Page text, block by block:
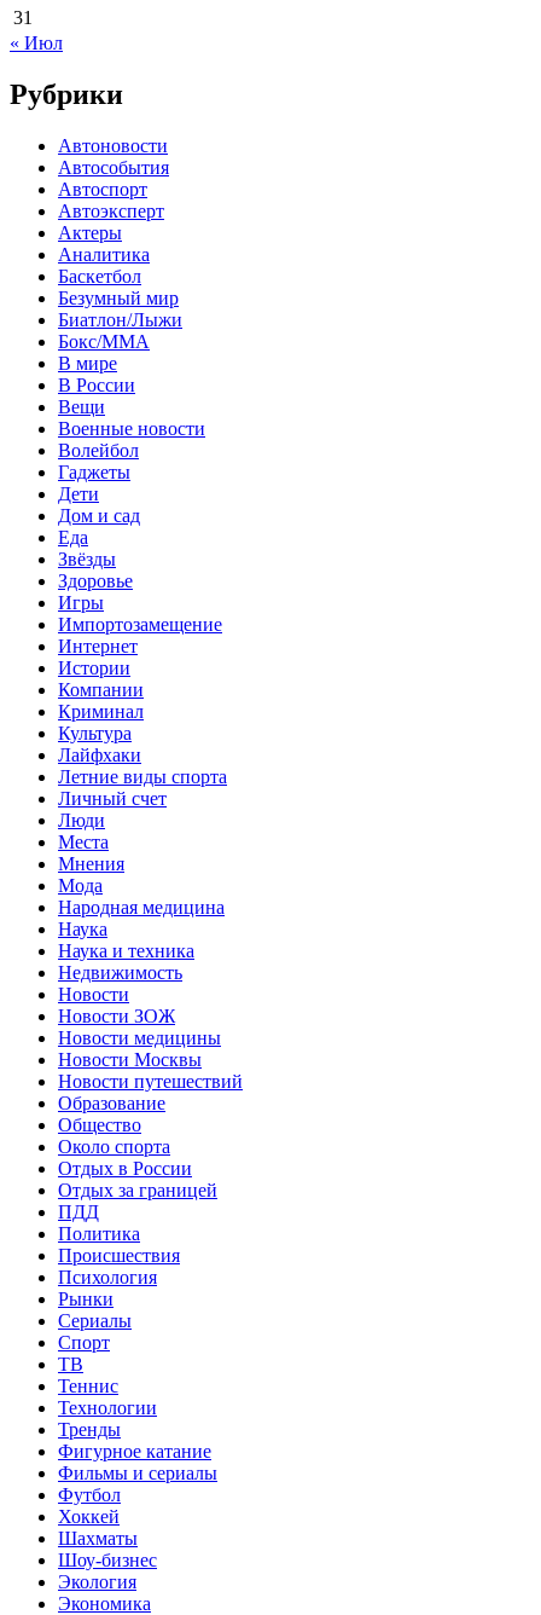
31
« Июл
Рубрики
Автоновости
Автособытия
Автоспорт
Автоэксперт
Актеры
Аналитика
Баскетбол
Безумный мир
Биатлон/Лыжи
Бокс/MMA
В мире
В России
Вещи
Военные новости
Волейбол
Гаджеты
Дети
Дом и сад
Еда
Звёзды
Здоровье
Игры
Импортозамещение
Интернет
Истории
Компании
Криминал
Культура
Лайфхаки
Летние виды спорта
Личный счет
Люди
Места
Мнения
Мода
Народная медицина
Наука
Наука и техника
Недвижимость
Новости
Новости ЗОЖ
Новости медицины
Новости Москвы
Новости путешествий
Образование
Общество
Около спорта
Отдых в России
Отдых за границей
ПДД
Политика
Происшествия
Психология
Рынки
Сериалы
Спорт
ТВ
Теннис
Технологии
Тренды
Фигурное катание
Фильмы и сериалы
Футбол
Хоккей
Шахматы
Шоу-бизнес
Экология
Экономика